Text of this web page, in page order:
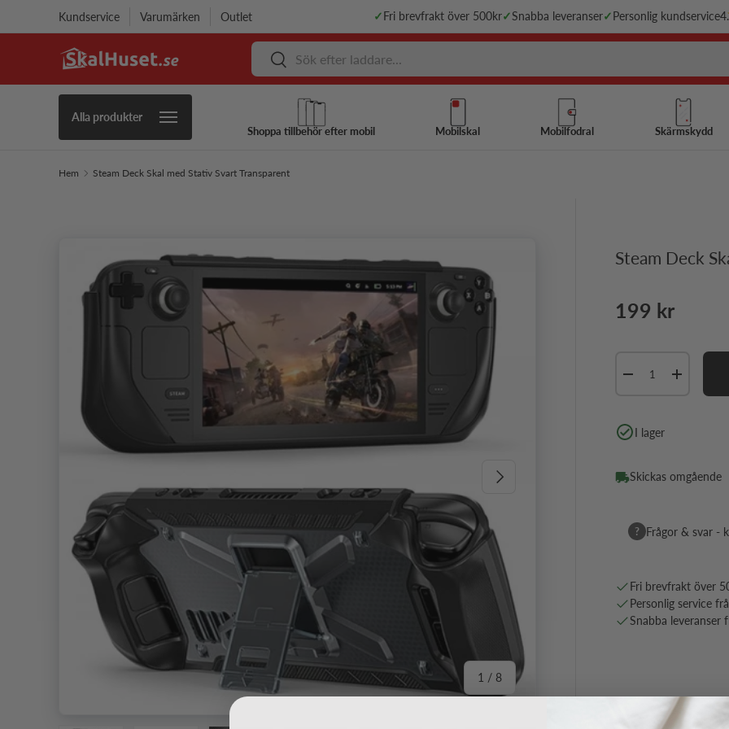
Kundservice Varumärken Outlet ✓ Fri brevfrakt över 500kr✓Snabba leveranser✓ Personlig kundservice
Sök Sök
Alla produkter
Shoppa tillbehör efter mobil Mobilskal Mobilfodral Skärmskydd
Hem Steam Deck Skal med Stativ Svart Transparent
Hoppa till produktinformation
1 / av
8
Nästa
Steam Deck
Ordinarie
199 kr
Minska antalÖka antal
I lager
Skickas omgående
? Frågor & svar -
Fri brevfrakt över
Personlig service
Snabba leveranser